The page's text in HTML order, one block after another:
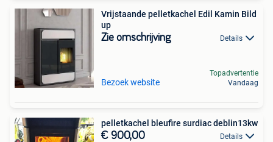
Vrijstaande pelletkachel Edil Kamin Bild
up
Zie omschrijving Details
Bezoek website
Topadvertentie
Vandaag
pelletkachel bleufire surdiac deblin13kw
€ 900,00 Details